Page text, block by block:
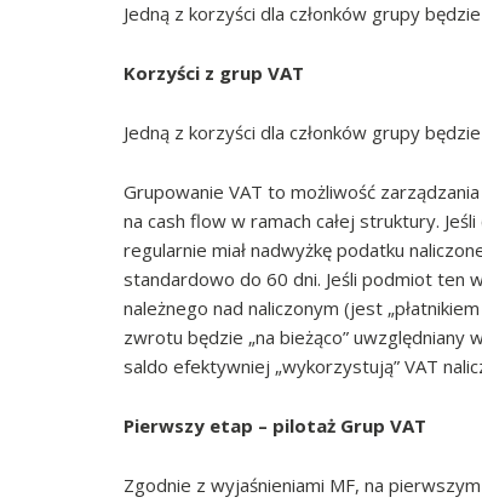
Jedną z korzyści dla członków grupy
Korzyści z grup VAT
Jedną z korzyści dla członków grupy
Grupowanie VAT to możliwość
na cash flow w ramach całej struktury.
regularnie miał nadwyżkę podatku
standardowo do 60 dni. Jeśli podmiot ten
należnego nad naliczonym (jest
zwrotu będzie „na bieżąco” uwzględniany
saldo efektywniej „wykorzystują” VAT
Pierwszy etap – pilotaż Grup VAT
Zgodnie z wyjaśnieniami MF, na